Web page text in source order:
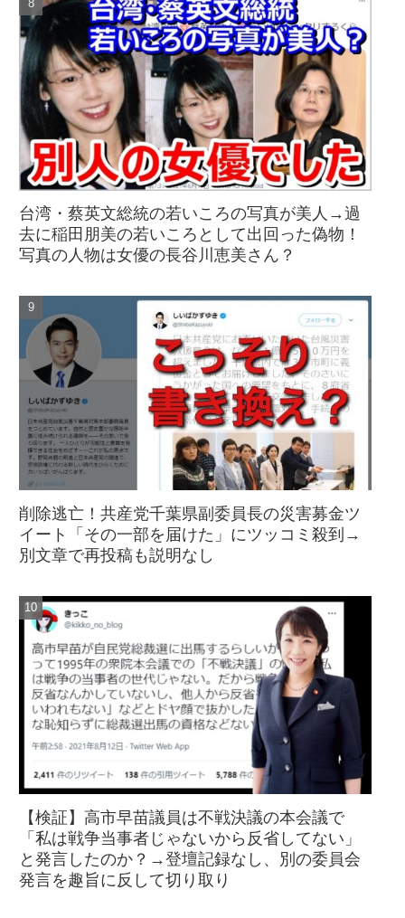
台湾・蔡英文総統の若いころの写真が美人→過
去に稲田朋美の若いころとして出回った偽物！
写真の人物は女優の長谷川恵美さん？
削除逃亡！共産党千葉県副委員長の災害募金ツ
イート「その一部を届けた」にツッコミ殺到→
別文章で再投稿も説明なし
【検証】高市早苗議員は不戦決議の本会議で
「私は戦争当事者じゃないから反省してない」
と発言したのか？→登壇記録なし、別の委員会
発言を趣旨に反して切り取り